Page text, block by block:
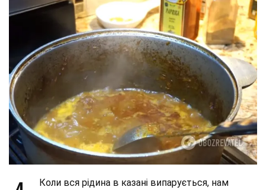
Коли вся рідина в казані випарується, нам